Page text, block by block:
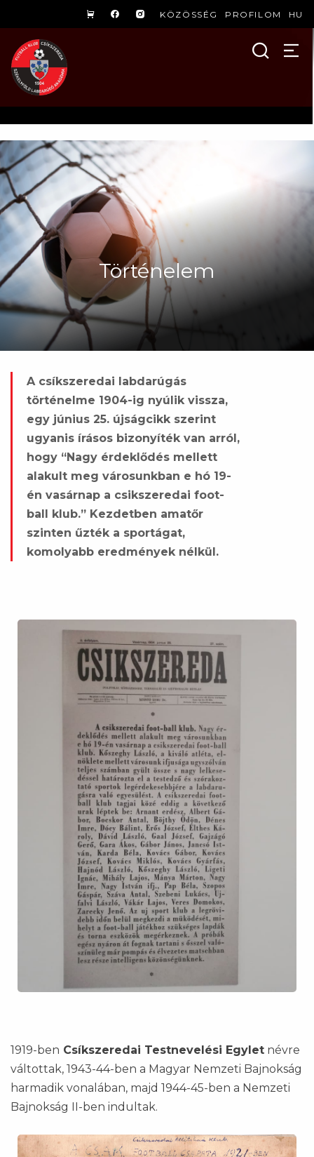
KÖZÖSSÉG PROFILOM HU
Történelem
A csíkszeredai labdarúgás
történelme 1904-ig nyúlik vissza,
egy június 25. újságcikk szerint
ugyanis írásos bizonyíték van arról,
hogy “Nagy érdeklődés mellett
alakult meg városunkban e hó 19-
én vasárnap a csikszeredai foot-
ball klub.” Kezdetben amatőr
szinten űzték a sportágat,
komolyabb eredmények nélkül.
1919-ben Csíkszeredai Testnevelési Egylet névre
váltottak, 1943-44-ben a Magyar Nemzeti Bajnokság
harmadik vonalában, majd 1944-45-ben a Nemzeti
Bajnokság II-ben indultak.